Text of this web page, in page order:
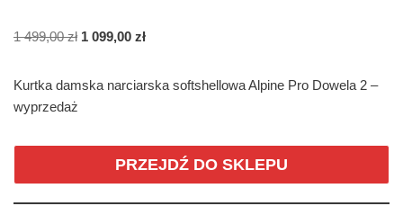
1 499,00zł 1 099,00 zł
Kurtka damska narciarska softshellowa Alpine Pro Dowela 2 –
wyprzedaż
PRZEJDŹ DO SKLEPU